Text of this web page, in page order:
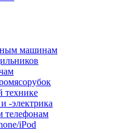
машинам
технике
-электрика
телефонам
iPod